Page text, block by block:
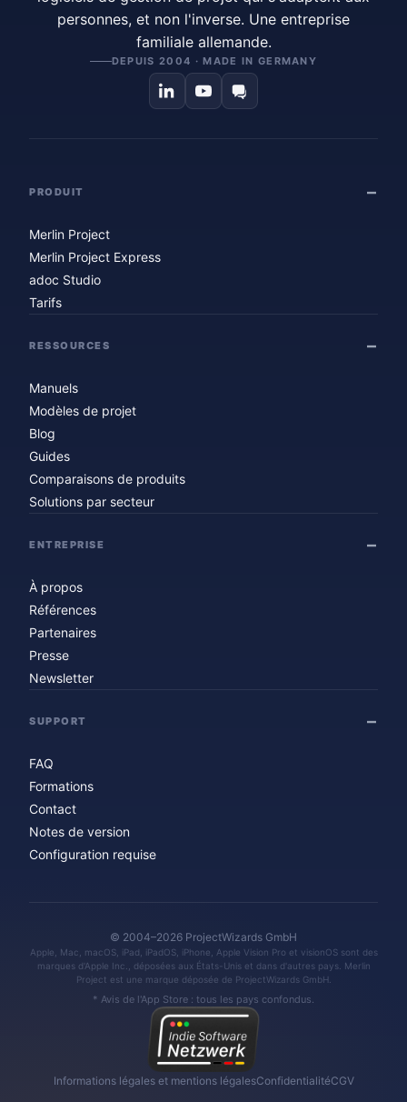
personnes, et non l'inverse. Une entreprise
familiale allemande.
DEPUIS 2004 · MADE IN GERMANY
PRODUIT
Merlin Project
Merlin Project Express
adoc Studio
Tarifs
RESSOURCES
Manuels
Modèles de projet
Blog
Guides
Comparaisons de produits
Solutions par secteur
ENTREPRISE
À propos
Références
Partenaires
Presse
Newsletter
SUPPORT
FAQ
Formations
Contact
Notes de version
Configuration requise
© 2004–2026 ProjectWizards GmbH
Apple, Mac, macOS, iPad, iPadOS, iPhone, Apple Vision Pro et visionOS sont des
marques d'Apple Inc., déposées aux États-Unis et dans d'autres pays. Merlin
Project est une marque déposée de ProjectWizards GmbH.
* Avis de l'App Store : tous les pays confondus.
Informations légales et mentions légalesConfidentialitéCGV